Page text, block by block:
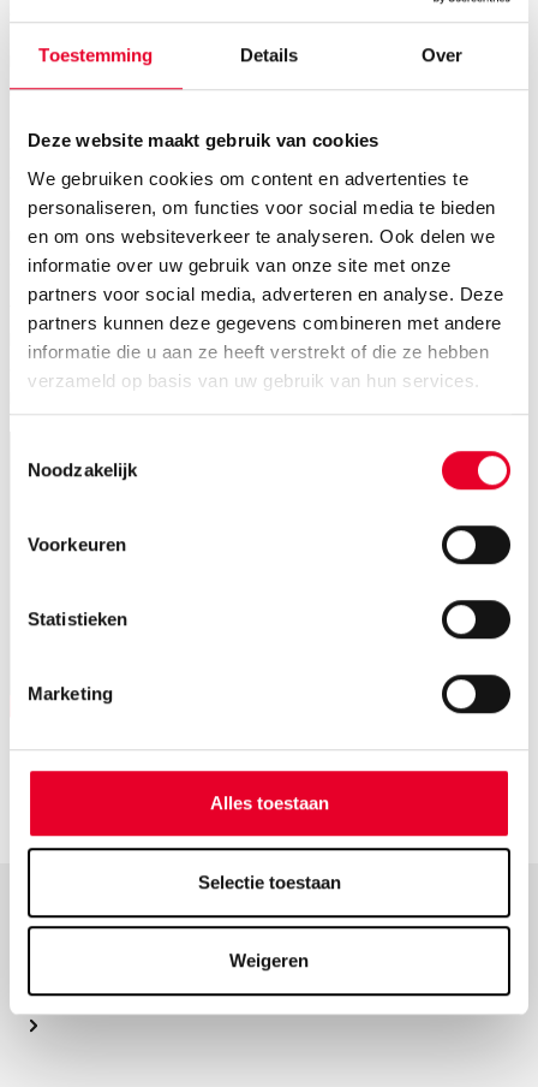
Toestemming Details Over
Deze website maakt gebruik van cookies
We gebruiken cookies om content en advertenties te
personaliseren, om functies voor social media te bieden
en om ons websiteverkeer te analyseren. Ook delen we
informatie over uw gebruik van onze site met onze
partners voor social media, adverteren en analyse. Deze
partners kunnen deze gegevens combineren met andere
informatie die u aan ze heeft verstrekt of die ze hebben
verzameld op basis van uw gebruik van hun services.
Noodzakelijk
Voorkeuren
Statistieken
Marketing
Alles toestaan
Selectie toestaan
Weigeren
De beste mensen en de beste producten zijn nutteloos
indien je niet inziet wat despecifieke behoeften van de
deze business en van bij de start zijn we pioniers
geweest. Het doel is altijd geweest de competitieve
slagkracht van onze klanten te verbeteren en hen de
middelen te geven om hun productieproces te
ontwerpen, te controleren en te optimaliseren.
Wij geloven in het borgen van het succes van onze
klanten, want dan kunnen we een langdurige relatie
opbouwen.
Daarom zeggen wij
: “Uw succes, ons doel”.
Meer over Novotek